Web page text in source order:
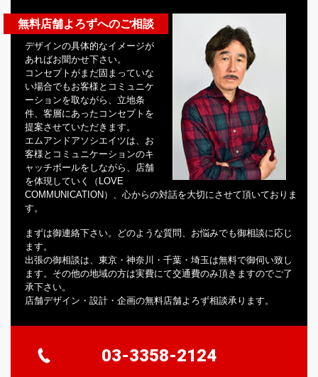
無料店舗よろずへのご相談
デザインの具体的なイメージが
あればお聞かせ下さい。
コンセプトがまだ固まっていな
い場合でもお客様とコミュニケ
ーションを取ながら、立地条
件、客層にあったコンセプトを
提案させていただきます。
エムアンドアソシエイツは、お
客様とコミュニケーションのキ
ャッチボールをしながら、店舗
を体現していく（LOVE
COMMUNICATION）、心からの対話を大切にさせて頂いておりま
す。
まずは御連絡下さい。どのような質問、お悩みでも御相談に応じ
ます。
出張の御相談は、東京・神奈川・千葉・埼玉は無料で御伺い致し
ます。その他の地域の方は実費にて交通費のみ頂きますのでご了
承下さい。
店舗デザイン・設計・企画の無料店舗よろず相談承ります。
03-3358-2124